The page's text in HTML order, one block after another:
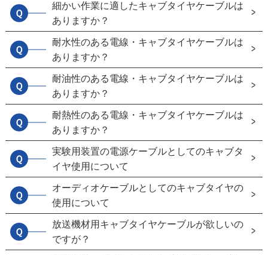
Ｑ
細かい作業に適したキャブタイヤケーブルは
ありますか？
Ｑ
耐水性のある電線・キャブタイヤケーブルは
ありますか？
Ｑ
耐油性のある電線・キャブタイヤケーブルは
ありますか？
Ｑ
耐熱性のある電線・キャブタイヤケーブルは
ありますか？
Ｑ
実験用装置の電源ケーブルとしてのキャブタ
イヤ使用について
Ｑ
オーディオケーブルとしてのキャブタイヤの
使用について
Ｑ
放送機材用キャブタイヤケーブルが欲しいの
ですが？